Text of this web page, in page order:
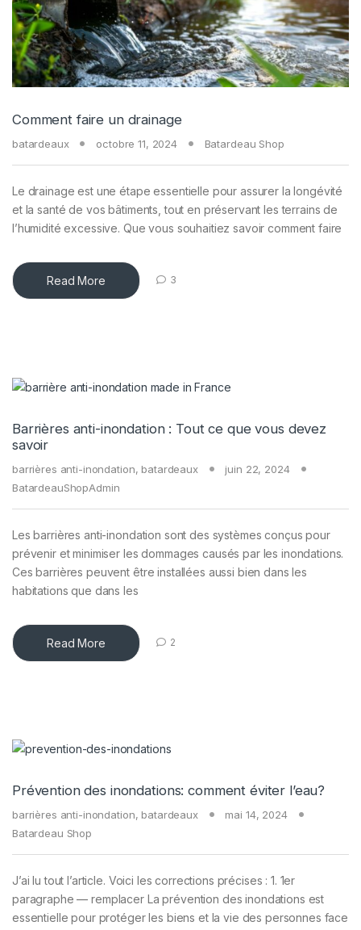
Comment faire un drainage
batardeaux octobre 11, 2024 Batardeau Shop
Le drainage est une étape essentielle pour assurer la longévité
et la santé de vos bâtiments, tout en préservant les terrains de
l’humidité excessive. Que vous souhaitiez savoir comment faire
Read More 3
Barrières anti-inondation : Tout ce que vous devez
savoir
barrières anti-inondation, batardeaux
juin 22, 2024
BatardeauShopAdmin
Les barrières anti-inondation sont des systèmes conçus pour
prévenir et minimiser les dommages causés par les inondations.
Ces barrières peuvent être installées aussi bien dans les
habitations que dans les
Read More 2
Prévention des inondations: comment éviter l’eau?
barrières anti-inondation, batardeaux
mai 14, 2024
Batardeau Shop
J’ai lu tout l’article. Voici les corrections précises : 1. 1er
paragraphe — remplacer La prévention des inondations est
essentielle pour protéger les biens et la vie des personnes face